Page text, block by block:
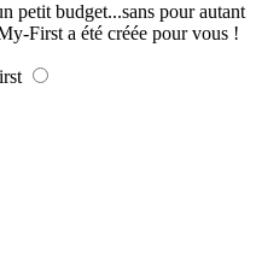
petit budget...sans pour autant
First a été créée pour vous !